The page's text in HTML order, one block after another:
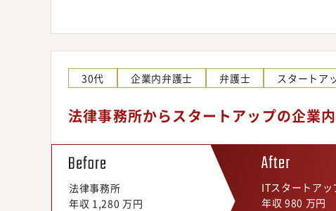
30代 企業内弁護士 弁護士 スタートア
法律事務所からスタートアップの企業
法律事務所
年収 1,280 万円
ITスタートアッ
年収 980 万円